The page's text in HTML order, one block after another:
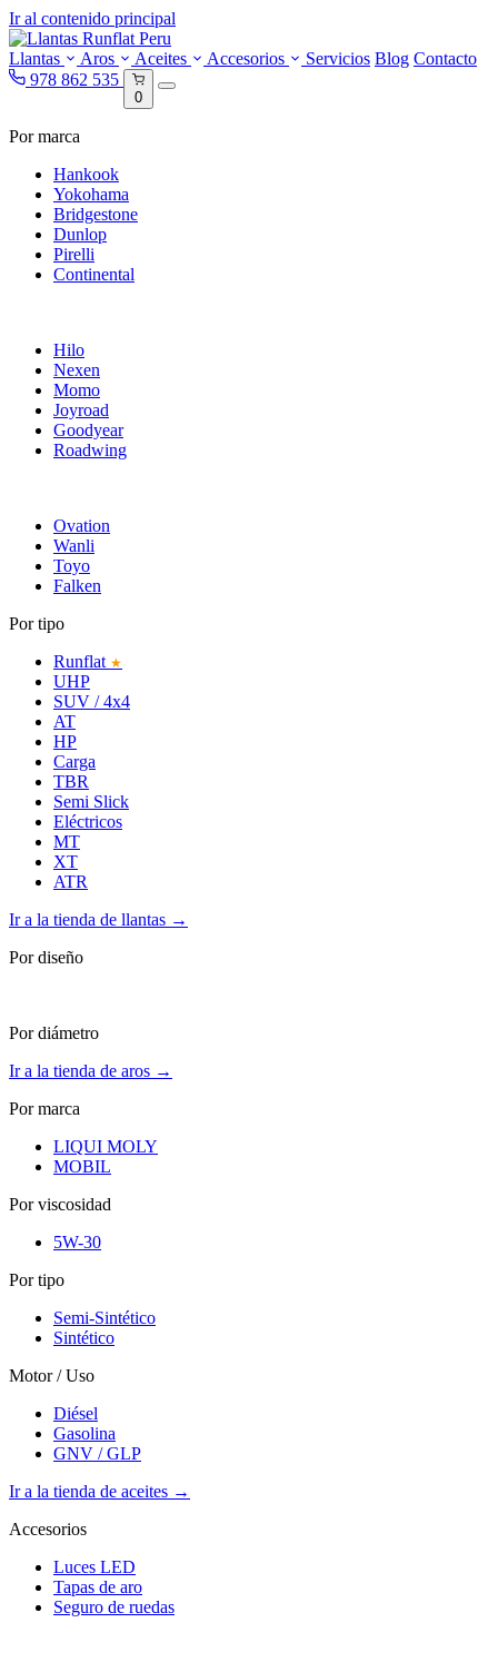
Ir al contenido principal
Llantas Aros Aceites Accesorios Servicios Blog Contacto
978 862 535
0
Por marca
Hankook
Yokohama
Bridgestone
Dunlop
Pirelli
Continental
Hilo
Nexen
Momo
Joyroad
Goodyear
Roadwing
Ovation
Wanli
Toyo
Falken
Por tipo
Runflat ★
UHP
SUV / 4x4
AT
HP
Carga
TBR
Semi Slick
Eléctricos
MT
XT
ATR
Ir a la tienda de llantas →
Por diseño
Por diámetro
Ir a la tienda de aros →
Por marca
LIQUI MOLY
MOBIL
Por viscosidad
5W-30
Por tipo
Semi-Sintético
Sintético
Motor / Uso
Diésel
Gasolina
GNV / GLP
Ir a la tienda de aceites →
Accesorios
Luces LED
Tapas de aro
Seguro de ruedas